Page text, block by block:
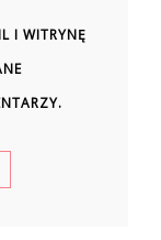
I WITRYNĘ